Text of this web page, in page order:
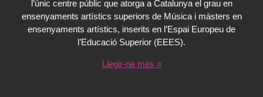
l’únic centre públic que atorga a Catalunya el grau en
ensenyaments artístics superiors de Música i màsters en
ensenyaments artístics, inserits en l’Espai Europeu de
l’Educació Superior (EEES).
Llegir-ne més »